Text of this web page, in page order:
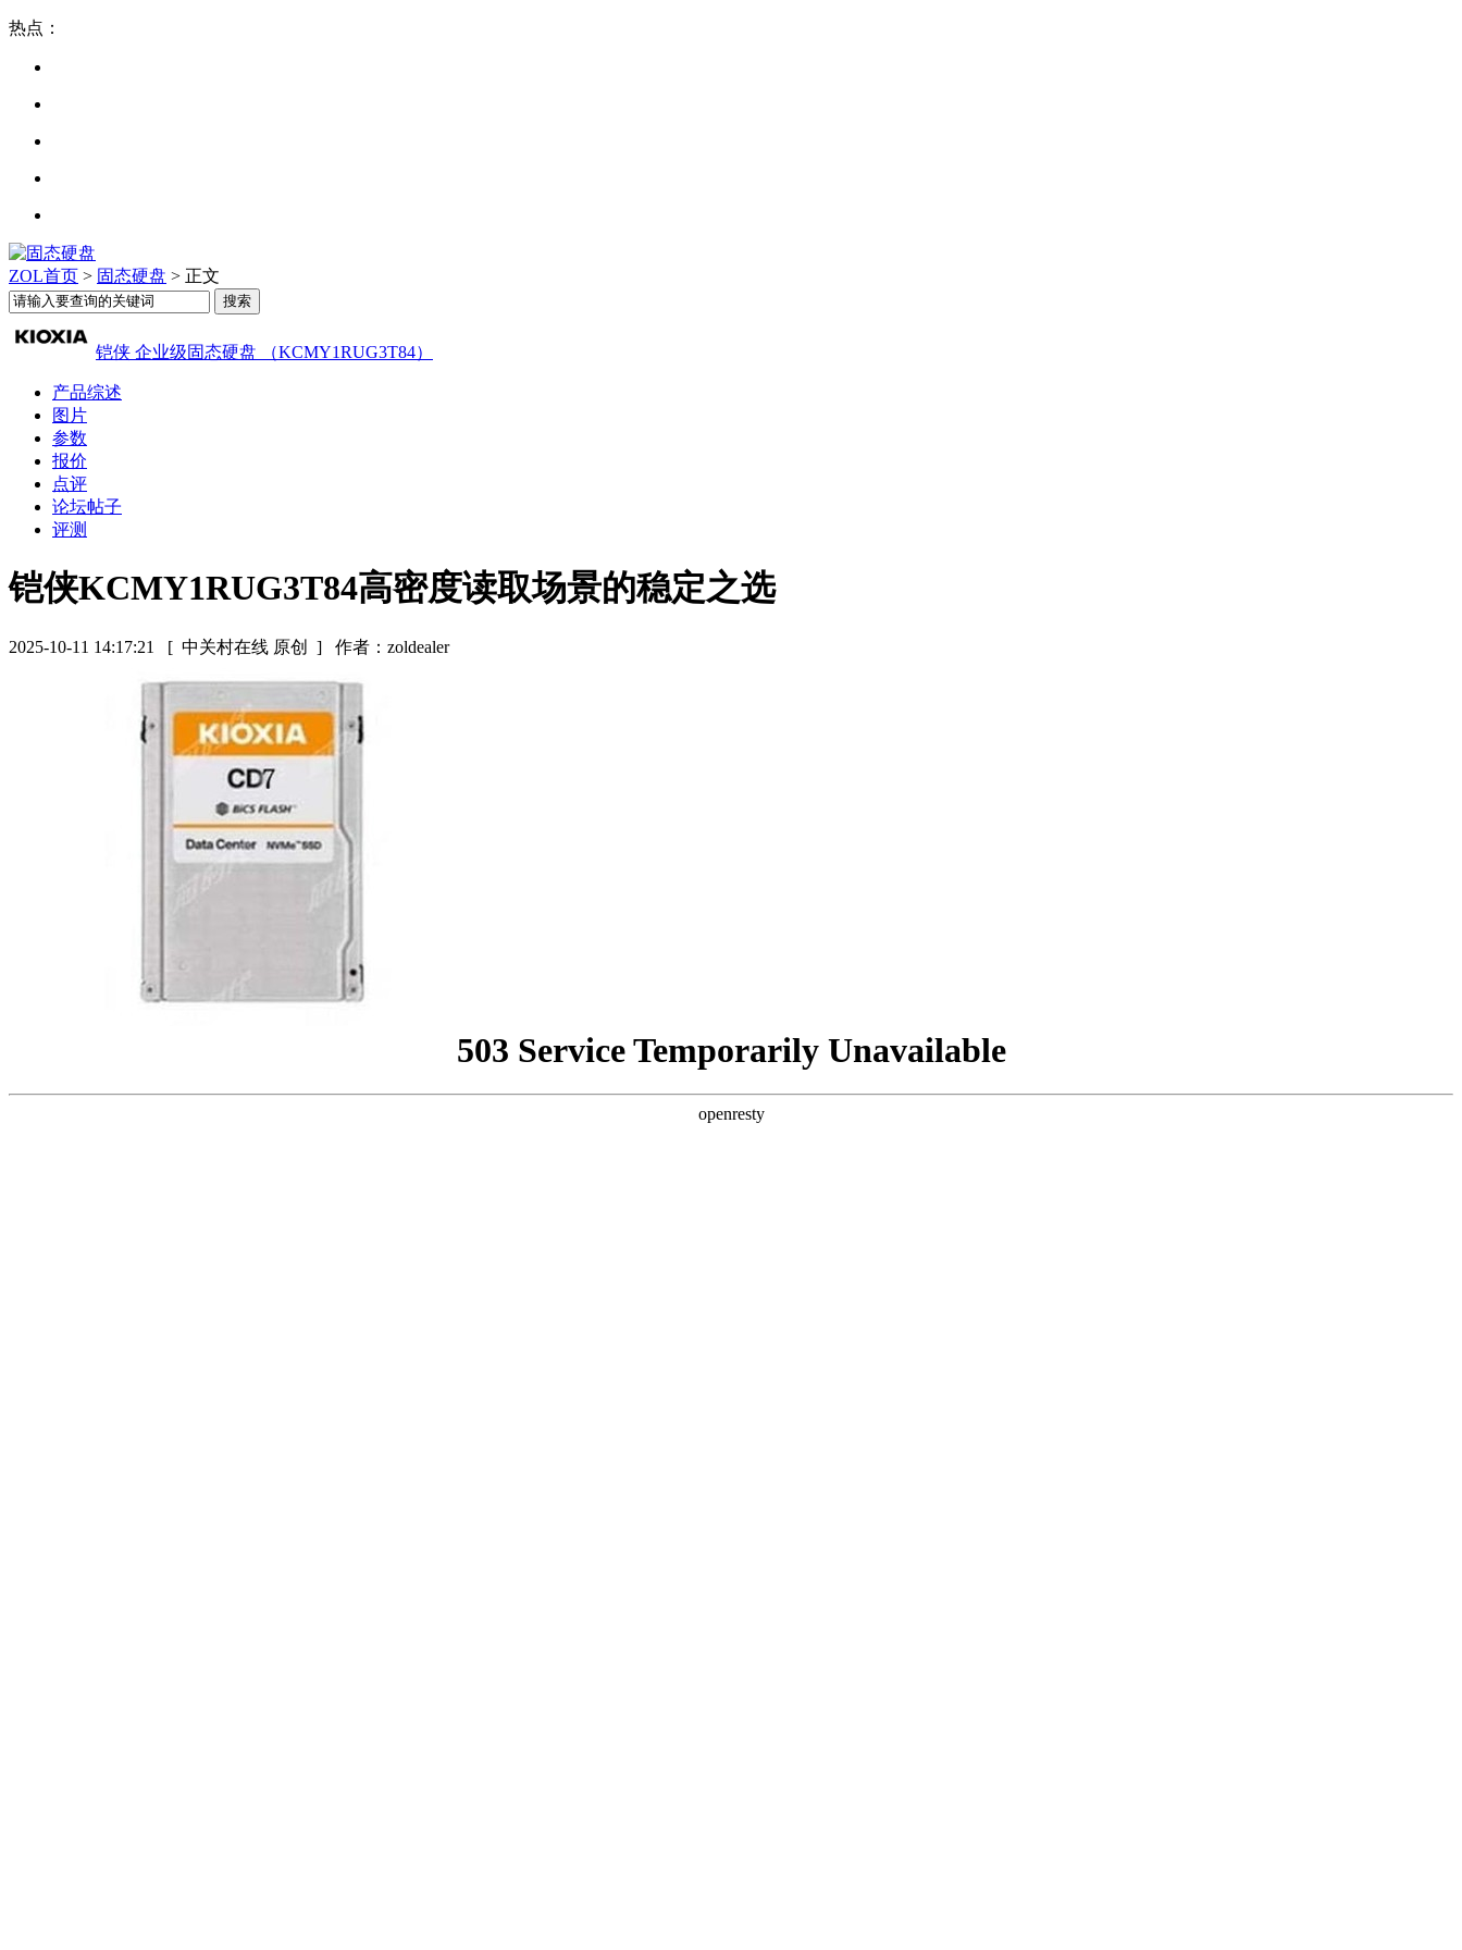
热点：
ZOL首页 > 固态硬盘 > 正文
铠侠 企业级固态硬盘 （KCMY1RUG3T84）
产品综述
图片
参数
报价
点评
论坛帖子
评测
铠侠KCMY1RUG3T84高密度读取场景的稳定之选
2025-10-11 14:17:21 [ 中关村在线 原创 ] 作者：zoldealer